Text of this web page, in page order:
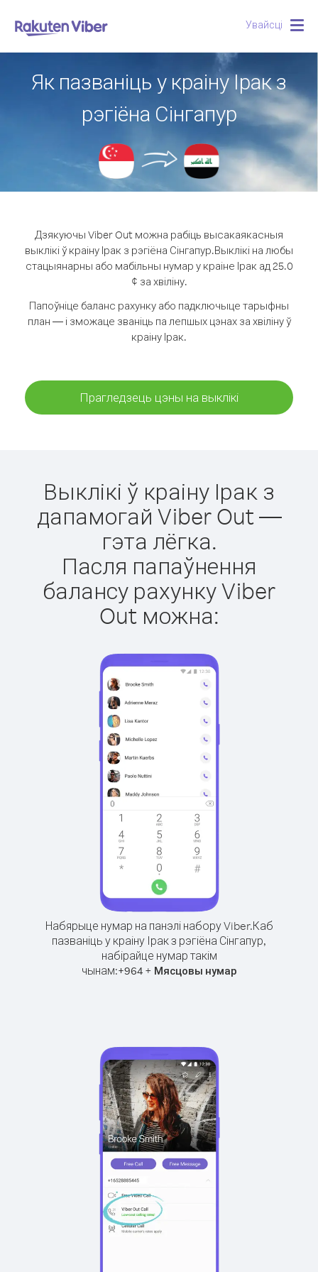
Увайсці
Як пазваніць у краіну Ірак з
рэгіёна Сінгапур
Дзякуючы Viber Out можна рабіць высакаякасныя
выклікі ў краіну Ірак з рэгіёна Сінгапур.Выклікі на любы
стацыянарны або мабільны нумар у краіне Ірак ад 25.0
¢ за хвіліну.
Папоўніце баланс рахунку або падключыце тарыфны
план — і зможаце званіць па лепшых цэнах за хвіліну ў
краіну Ірак.
Прагледзець цэны на выклікі
Выклікі ў краіну Ірак з
дапамогай Viber Out —
гэта лёгка.
Пасля папаўнення
балансу рахунку Viber
Out можна:
Набярыце нумар на панэлі набору Viber.Каб
пазваніць у краіну Ірак з рэгіёна Сінгапур,
набірайце нумар такім
чынам:+964+ Мясцовы нумар